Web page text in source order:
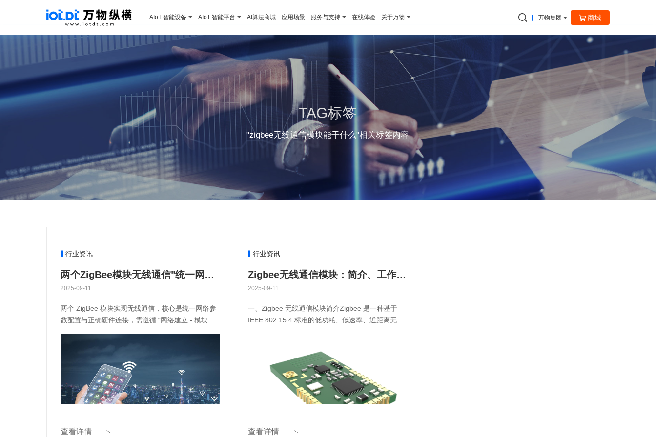
AIoT 智能设备 AIoT 智能平台 AI算法商城 应用场景 服务与支持 在线体验 关于万物 万物集团 商城
TAG标签
"zigbee无线通信模块能干什么"相关标签内容
行业资讯
两个ZigBee模块无线通信"统一网络参数配置与正确硬件连接"实操步骤及常见问题排查
2025-09-11
两个 ZigBee 模块实现无线通信，核心是统一网络参
数配置与正确硬件连接，需遵循 “网络建立 - 模块加
查看详情
行业资讯
Zigbee无线通信模块：简介、工作原理与核心应用场景
2025-09-11
一、Zigbee 无线通信模块简介Zigbee 是一种基于
IEEE 802.15.4 标准的低功耗、低速率、近距离无线
查看详情